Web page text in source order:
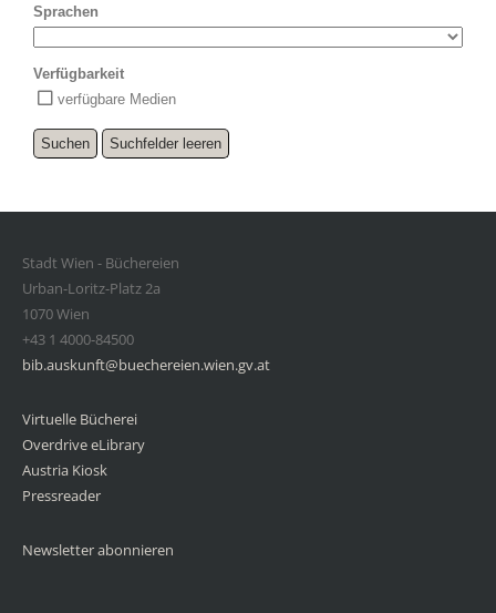
Sprachen
Verfügbarkeit
verfügbare Medien
Stadt Wien - Büchereien
Urban-Loritz-Platz 2a
1070 Wien
+43 1 4000-84500
bib.auskunft@buechereien.wien.gv.at
Virtuelle Bücherei
Overdrive eLibrary
Austria Kiosk
Pressreader
Newsletter abonnieren